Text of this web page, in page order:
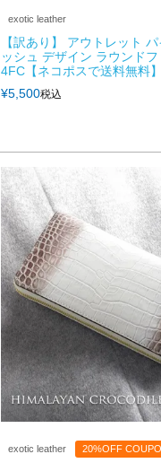
exotic leather
【訳あり】 アウトレット
ッシュ デザイン ラウンド
4FC【ネコポスで送料無料】
¥5,500税込
exotic leather 20%OFF